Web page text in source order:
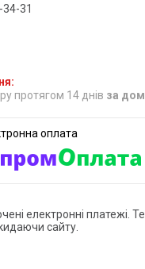
31
протягом 14 днів за
електронні платежі.
сайту.